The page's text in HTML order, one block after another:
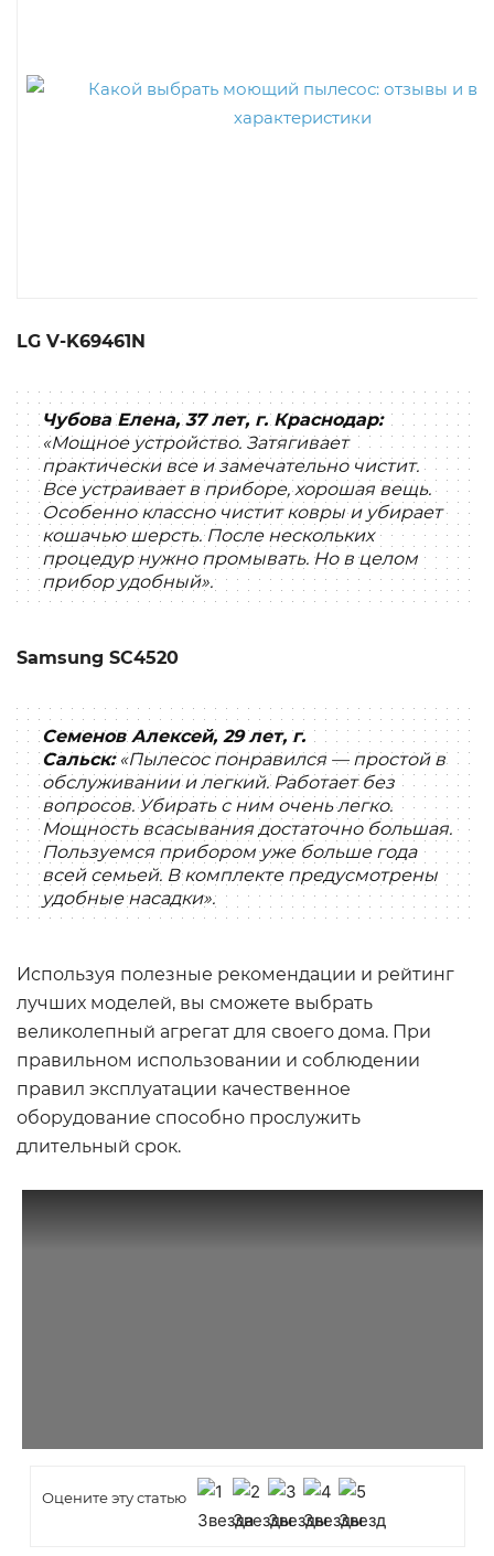
LG V-K69461N
Чубова Елена, 37 лет, г. Краснодар:
«Мощное устройство. Затягивает
практически все и замечательно чистит.
Все устраивает в приборе, хорошая вещь.
Особенно классно чистит ковры и убирает
кошачью шерсть. После нескольких
процедур нужно промывать. Но в целом
прибор удобный».
Samsung SC4520
Семенов Алексей, 29 лет, г.
Сальск:«Пылесос понравился — простой в
обслуживании и легкий. Работает без
вопросов. Убирать с ним очень легко.
Мощность всасывания достаточно большая.
Пользуемся прибором уже больше года
всей семьей. В комплекте предусмотрены
удобные насадки».
Используя полезные рекомендации и рейтинг
лучших моделей, вы сможете выбрать
великолепный агрегат для своего дома. При
правильном использовании и соблюдении
правил эксплуатации качественное
оборудование способно прослужить
длительный срок.
Оцените эту статью